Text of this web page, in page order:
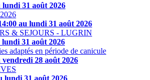
31 août 2026
au lundi 31 août 2026
& SEJOURS - LUGRIN
31 août 2026
adaptés en période de canicule
28 août 2026
lundi 31 août 2026